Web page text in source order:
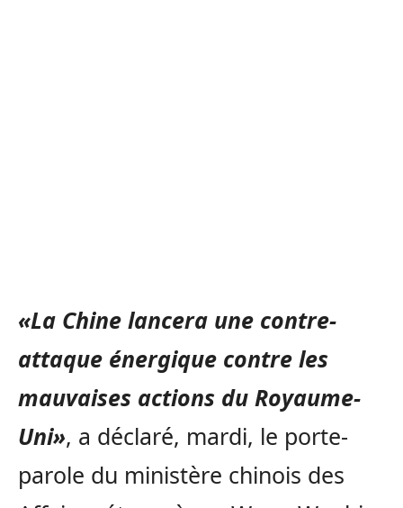
«La Chine lancera une contre-
attaque énergique contre les
mauvaises actions du Royaume-
Uni», a déclaré, mardi, le porte-
parole du ministère chinois des